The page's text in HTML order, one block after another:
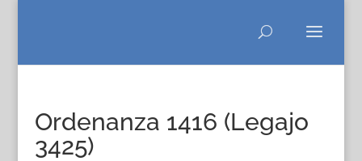
Ordenanza 1416 (Legajo
3425)